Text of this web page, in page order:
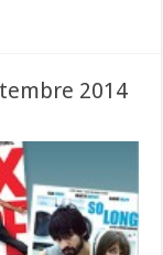
2014